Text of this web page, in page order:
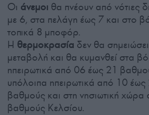
Οι άνεμοι θα πνέουν από νότιες
με 6, στα πελάγη έως 7 και στο
τοπικά 8 μποφόρ.
Η θερμοκρασία δεν θα
μεταβολή και θα κυμανθεί στα
ηπειρωτικά από 06 έως 21
υπόλοιπα ηπειρωτικά από 10
βαθμούς και στη νησιωτική
βαθμούς Κελσίου.